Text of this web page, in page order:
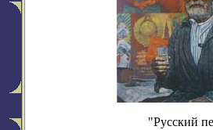
"Русский